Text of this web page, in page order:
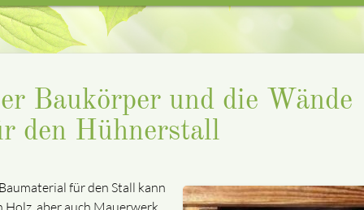
Baukörper und die Wände
den Hühnerstall
für den Stall kann
Holz, aber auch Mauerwerk